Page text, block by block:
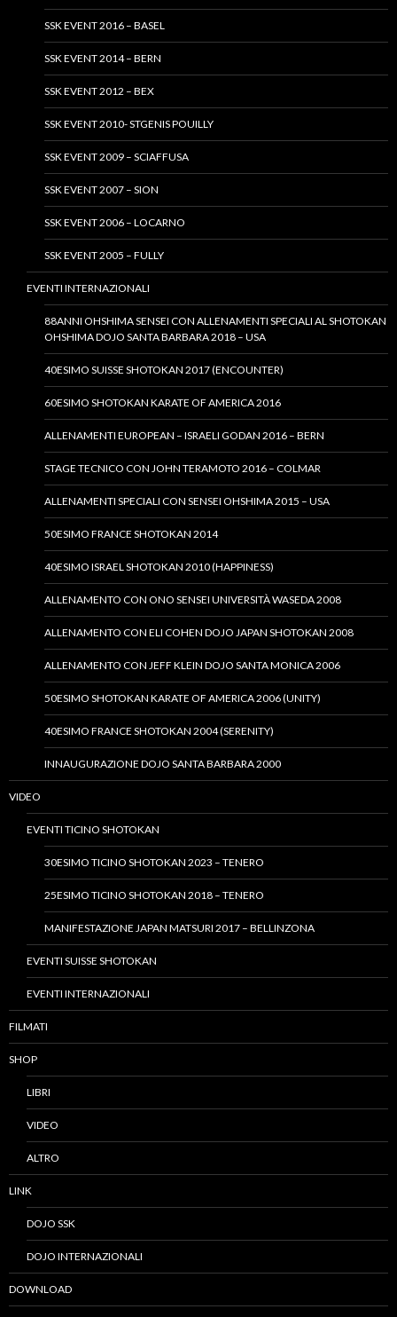
SSK EVENT 2016 – BASEL
SSK EVENT 2014 – BERN
SSK EVENT 2012 – BEX
SSK EVENT 2010- STGENIS POUILLY
SSK EVENT 2009 – SCIAFFUSA
SSK EVENT 2007 – SION
SSK EVENT 2006 – LOCARNO
SSK EVENT 2005 – FULLY
EVENTI INTERNAZIONALI
88ANNI OHSHIMA SENSEI CON ALLENAMENTI SPECIALI AL SHOTOKAN
OHSHIMA DOJO SANTA BARBARA 2018 – USA
40ESIMO SUISSE SHOTOKAN 2017 (ENCOUNTER)
60ESIMO SHOTOKAN KARATE OF AMERICA 2016
ALLENAMENTI EUROPEAN – ISRAELI GODAN 2016 – BERN
STAGE TECNICO CON JOHN TERAMOTO 2016 – COLMAR
ALLENAMENTI SPECIALI CON SENSEI OHSHIMA 2015 – USA
50ESIMO FRANCE SHOTOKAN 2014
40ESIMO ISRAEL SHOTOKAN 2010 (HAPPINESS)
ALLENAMENTO CON ONO SENSEI UNIVERSITÀ WASEDA 2008
ALLENAMENTO CON ELI COHEN DOJO JAPAN SHOTOKAN 2008
ALLENAMENTO CON JEFF KLEIN DOJO SANTA MONICA 2006
50ESIMO SHOTOKAN KARATE OF AMERICA 2006 (UNITY)
40ESIMO FRANCE SHOTOKAN 2004 (SERENITY)
INNAUGURAZIONE DOJO SANTA BARBARA 2000
VIDEO
EVENTI TICINO SHOTOKAN
30ESIMO TICINO SHOTOKAN 2023 – TENERO
25ESIMO TICINO SHOTOKAN 2018 – TENERO
MANIFESTAZIONE JAPAN MATSURI 2017 – BELLINZONA
EVENTI SUISSE SHOTOKAN
EVENTI INTERNAZIONALI
FILMATI
SHOP
LIBRI
VIDEO
ALTRO
LINK
DOJO SSK
DOJO INTERNAZIONALI
DOWNLOAD